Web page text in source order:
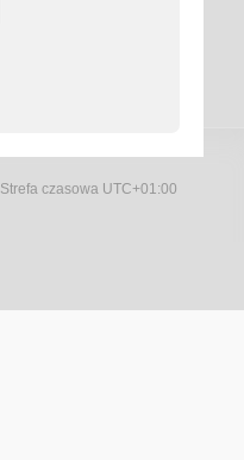
Strefa czasowa UTC+01:00